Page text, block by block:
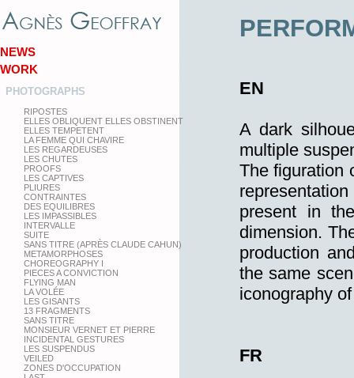
NEWS
WORK
PHOTOGRAPHS
RIPOSTES
ELLES OBLIQUENT ELLES OBSTINENT
ELLES TEMPETENT
LA FEMME QUI CHAVIRE
LES REGARDEUSES
LES CHUTES
PROOFS
LES CAPTIVES
PLIURES
CONTRAINTES
DES EQUILIBRES
LES IMPASSIBLES
INTERVALLE
SUITE
SANS TITRE (APRÈS CLAUDE CAHUN)
METAMORPHOSES
CHOREOGRAPHY I
PIECES A CONVICTION
FLYING MAN
LA VOLÉE
LES GISANTS
13 FRAGMENTS
SANS TITRE
MONSIEUR VERNET ET PIERRE
INCIDENTAL GESTURES
LES SUSPENDUS
VEILED
ZONES D'OCCUPATION
EN
A dark
multiple
The figuration
present in
dimension.
production
the same
iconography
FR